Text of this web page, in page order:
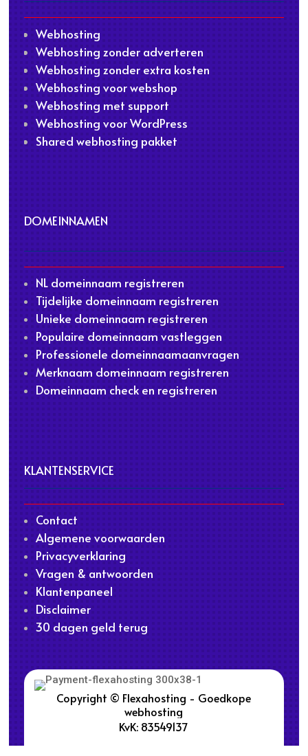
Webhosting
Webhosting zonder adverteren
Webhosting zonder extra kosten
Webhosting voor webshop
Webhosting met support
Webhosting voor WordPress
Shared webhosting pakket
DOMEINNAMEN
NL domeinnaam registreren
Tijdelijke domeinnaam registreren
Unieke domeinnaam registreren
Populaire domeinnaam vastleggen
Professionele domeinnaamaanvragen
Merknaam domeinnaam registreren
Domeinnaam check en registreren
KLANTENSERVICE
Contact
Algemene voorwaarden
Privacyverklaring
Vragen & antwoorden
Klantenpaneel
Disclaimer
30 dagen geld terug
Copyright © Flexahosting - Goedkope
webhosting
KvK: 83549137